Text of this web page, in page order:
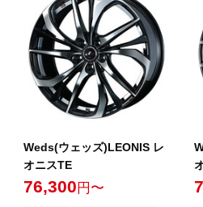
Weds(ウェッズ)LEONIS レ
オニスTE
76,300 円〜